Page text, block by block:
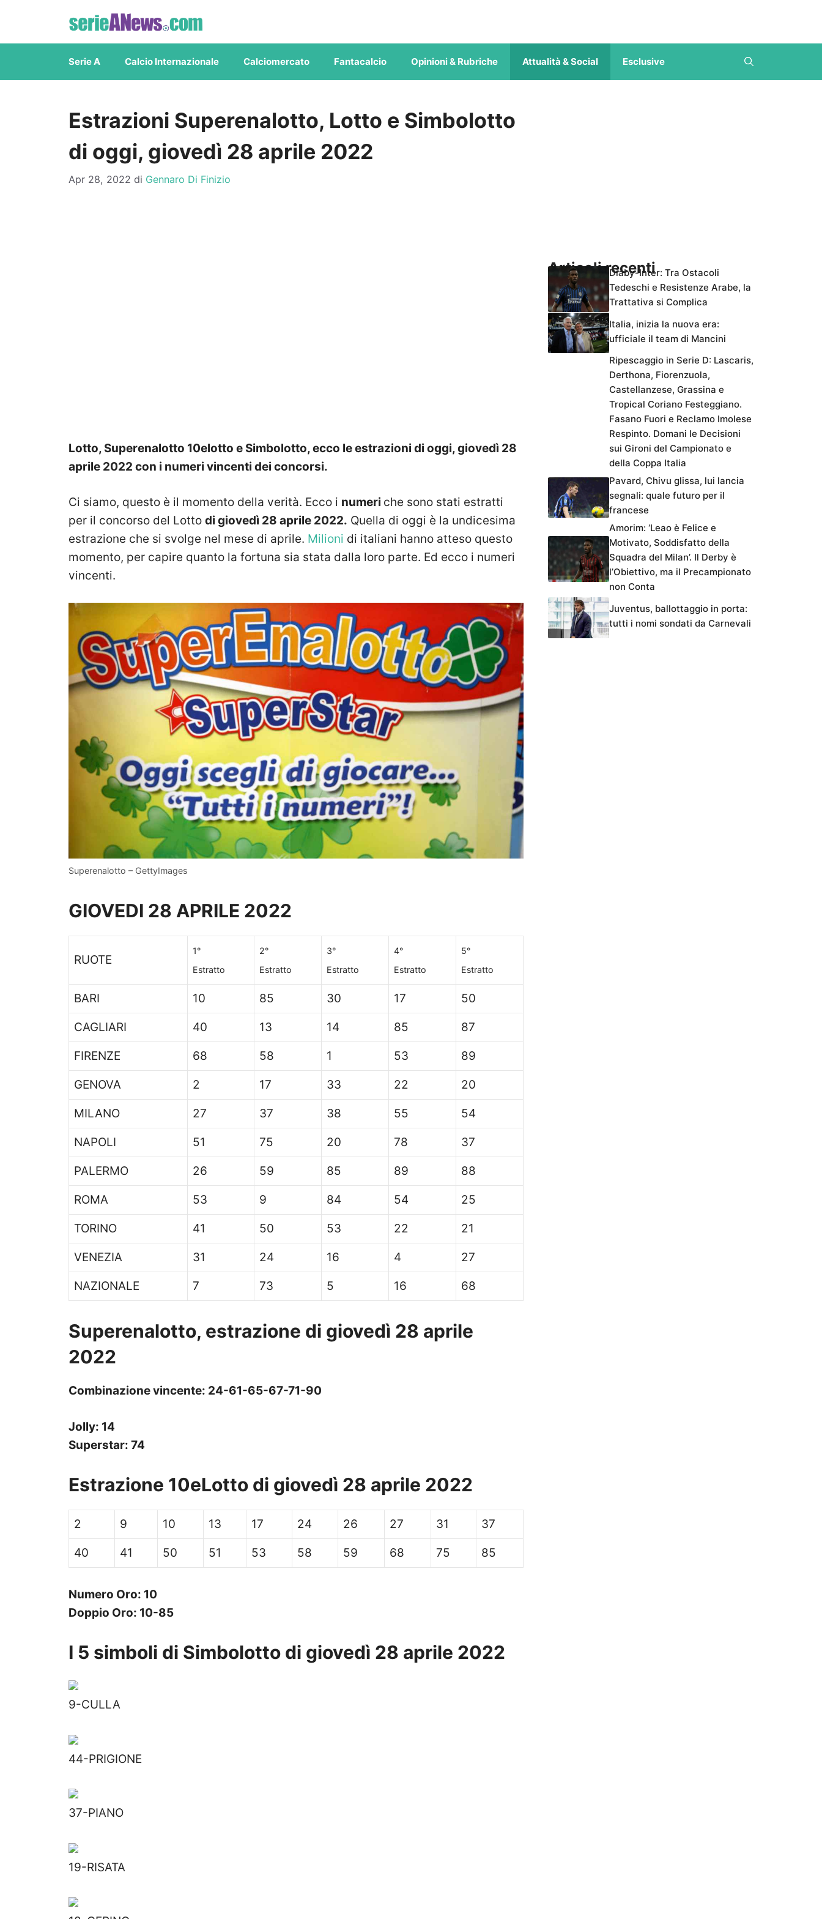
contenuto
Serie A Calcio Internazionale Calciomercato Fantacalcio Opinioni & Rubriche Attualità & Social Esclusive
Estrazioni Superenalotto, Lotto e Simbolotto
di oggi, giovedì 28 aprile 2022
Apr 28, 2022 di Gennaro Di Finizio
Lotto, Superenalotto 10elotto e Simbolotto, ecco le estrazioni di oggi, giovedì 28
aprile 2022 con i numeri vincenti dei concorsi.
Ci siamo, questo è il momento della verità. Ecco i numeri che sono stati estratti
per il concorso del Lotto di giovedì 28 aprile 2022. Quella di oggi è la undicesima
estrazione che si svolge nel mese di aprile. Milioni di italiani hanno atteso questo
momento, per capire quanto la fortuna sia stata dalla loro parte. Ed ecco i numeri
vincenti.
Superenalotto – GettyImages
GIOVEDI 28 APRILE 2022
RUOTE
1°
Estratto
2°
Estratto
3°
Estratto
4°
Estratto
5°
Estratto
BARI 10 85 30 17 50
CAGLIARI 40 13 14 85 87
FIRENZE 68 58 1 53 89
GENOVA 2 17 33 22 20
MILANO 27 37 38 55 54
NAPOLI 51 75 20 78 37
PALERMO 26 59 85 89 88
ROMA 53 9 84 54 25
TORINO 41 50 53 22 21
VENEZIA 31 24 16 4 27
NAZIONALE 7 73 5 16 68
Superenalotto, estrazione di giovedì 28 aprile
2022
Combinazione vincente: 24-61-65-67-71-90
Jolly: 14
Superstar: 74
Estrazione 10eLotto di giovedì 28 aprile 2022
2 9 10 13 17 24 26 27 31 37
40 41 50 51 53 58 59 68 75 85
Numero Oro: 10
Doppio Oro: 10-85
I 5 simboli di Simbolotto di giovedì 28 aprile 2022
9-CULLA
44-PRIGIONE
37-PIANO
19-RISATA
Articoli recentiDiaby-Inter: Tra Ostacoli
Tedeschi e Resistenze Arabe, la
Trattativa si Complica
Italia, inizia la nuova era:
ufficiale il team di Mancini
Ripescaggio in Serie D: Lascaris,
Derthona, Fiorenzuola,
Castellanzese, Grassina e
Tropical Coriano Festeggiano.
Fasano Fuori e Reclamo Imolese
Respinto. Domani le Decisioni
sui Gironi del Campionato e
della Coppa Italia
Pavard, Chivu glissa, lui lancia
segnali: quale futuro per il
francese
Amorim: ‘Leao è Felice e
Motivato, Soddisfatto della
Squadra del Milan’. Il Derby è
l’Obiettivo, ma il Precampionato
non Conta
Juventus, ballottaggio in porta:
tutti i nomi sondati da Carnevali